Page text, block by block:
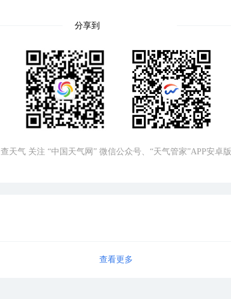
分享到
查天气 关注 “中国天气网” 微信公众号、“天气管家”APP安卓版
查看更多